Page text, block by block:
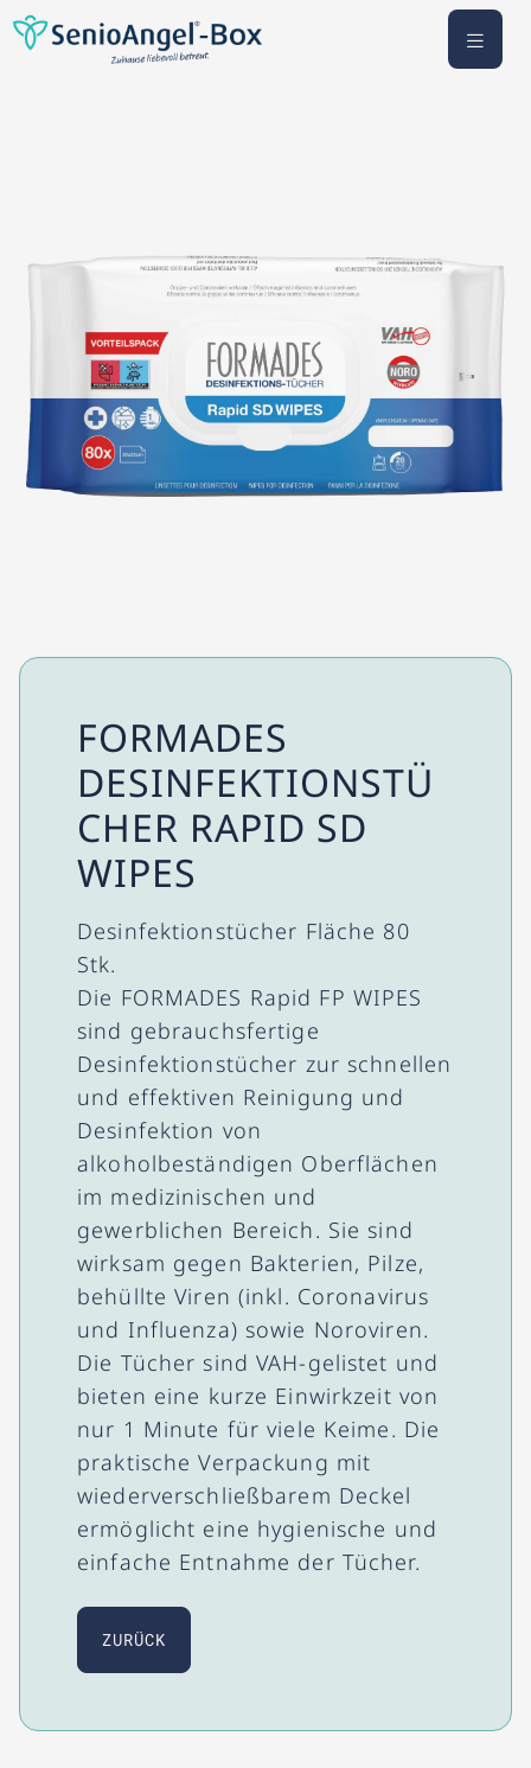
FORMADES
DESINFEKTIONSTÜ
CHER RAPID SD
WIPES
Desinfektionstücher Fläche 80
Stk.
Die FORMADES Rapid FP WIPES
sind gebrauchsfertige
Desinfektionstücher zur schnellen
und effektiven Reinigung und
Desinfektion von
alkoholbeständigen Oberflächen
im medizinischen und
gewerblichen Bereich. Sie sind
wirksam gegen Bakterien, Pilze,
behüllte Viren (inkl. Coronavirus
und Influenza) sowie Noroviren.
Die Tücher sind VAH-gelistet und
bieten eine kurze Einwirkzeit von
nur 1 Minute für viele Keime. Die
praktische Verpackung mit
wiederverschließbarem Deckel
ermöglicht eine hygienische und
einfache Entnahme der Tücher.
ZURÜCK